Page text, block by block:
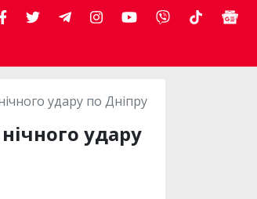
удару по Дніпру
удару